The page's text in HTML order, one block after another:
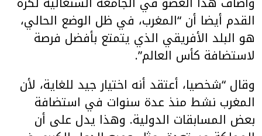
القدم أيضا أن “المغرب، في ظل الوضع الحالي،
هو البلد الأفريقي الذي يتمتع بأفضل فرصة
لاستضافة كأس العالم”.
وقال “شخصيا، أعتقد أنه اختيار جيد للغاية، لأن
المغرب نشط منذ عدة سنوات في استضافة
بعض المسابقات الدولية. وهذا يدل على أن